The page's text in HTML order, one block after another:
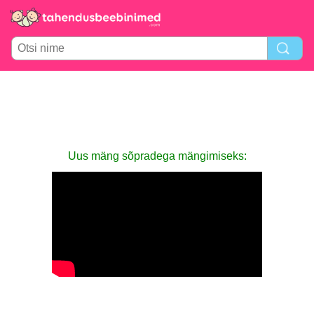
Uus mäng sõpradega mängimiseks: